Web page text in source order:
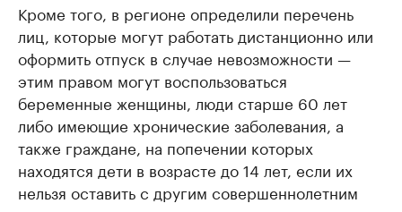
Кроме того, в регионе определили перечень
лиц, которые могут работать дистанционно или
оформить отпуск в случае невозможности —
этим правом могут воспользоваться
беременные женщины, люди старше 60 лет
либо имеющие хронические заболевания, а
также граждане, на попечении которых
находятся дети в возрасте до 14 лет, если их
нельзя оставить с другим совершеннолетним